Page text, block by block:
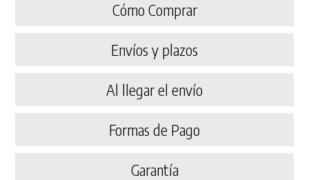
Cómo Comprar
Envíos y plazos
Al llegar el envío
Formas de Pago
Garantía